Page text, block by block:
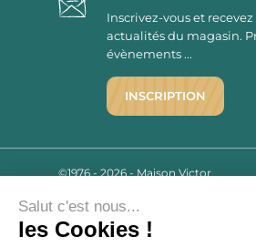
Inscrivez-vous et
actualités du magasin.
évènements ...
INSCRIPTION
©1976 - 2026 - Maison Victor
Mentions légales
C.G.V.
Salut c'est nous...
les Cookies !